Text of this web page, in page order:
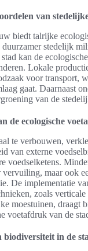
van
biedt talrijke
duurzamer stedelijk
kan de
Lokale
voor transport,
gaat. Daarnaast
van de
de ecologische
te verbouwen,
van externe
voedselketens.
vervuiling, maar ook
De implementatie
zoals verticale
moestuinen, draagt
voetafdruk van de
biodiversiteit in de